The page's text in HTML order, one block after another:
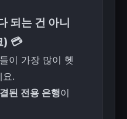
되는 건 아니
) 💳
이 가장 많이 헷
요.
된 전용 은행이